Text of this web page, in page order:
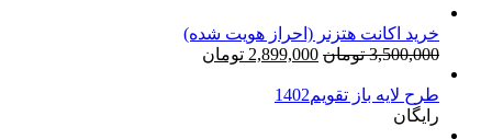
خرید اکانت هتزنر (احراز هویت شده)
3,500,000 تومان قیمت
2,899,000 تومان
طرح لایه باز تقویم1402
رایگان